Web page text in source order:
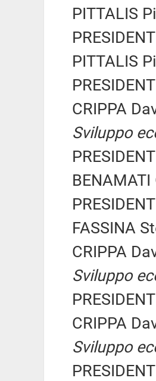
PITTALIS
PITTALIS
CRIPPA
Sviluppo
FASSINA
CRIPPA
Sviluppo
CRIPPA
Sviluppo